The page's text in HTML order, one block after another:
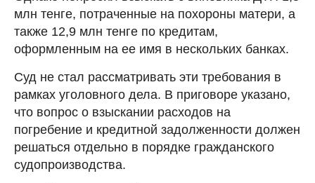
млн тенге, потраченные на похороны матери, а
также 12,9 млн тенге по кредитам,
оформленным на ее имя в нескольких банках.
Суд не стал рассматривать эти требования в
рамках уголовного дела. В приговоре указано,
что вопрос о взыскании расходов на
погребение и кредитной задолженности должен
решаться отдельно в порядке гражданского
судопроизводства.